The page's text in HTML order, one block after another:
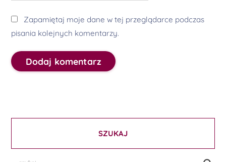
Zapamiętaj moje dane w tej przeglądarce podczas
pisania kolejnych komentarzy.
SZUKAJ